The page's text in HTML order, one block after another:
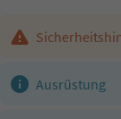
Ausrüstung